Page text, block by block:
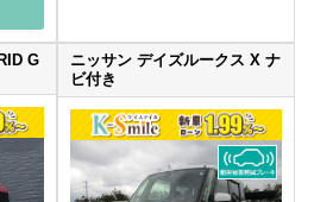
G
ニッサン デイズルークス X ナ
ビ付き